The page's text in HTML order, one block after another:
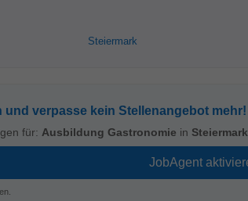
Steiermark
und verpasse kein Stellenangebot mehr!
für: Ausbildung Gastronomie in Steiermark